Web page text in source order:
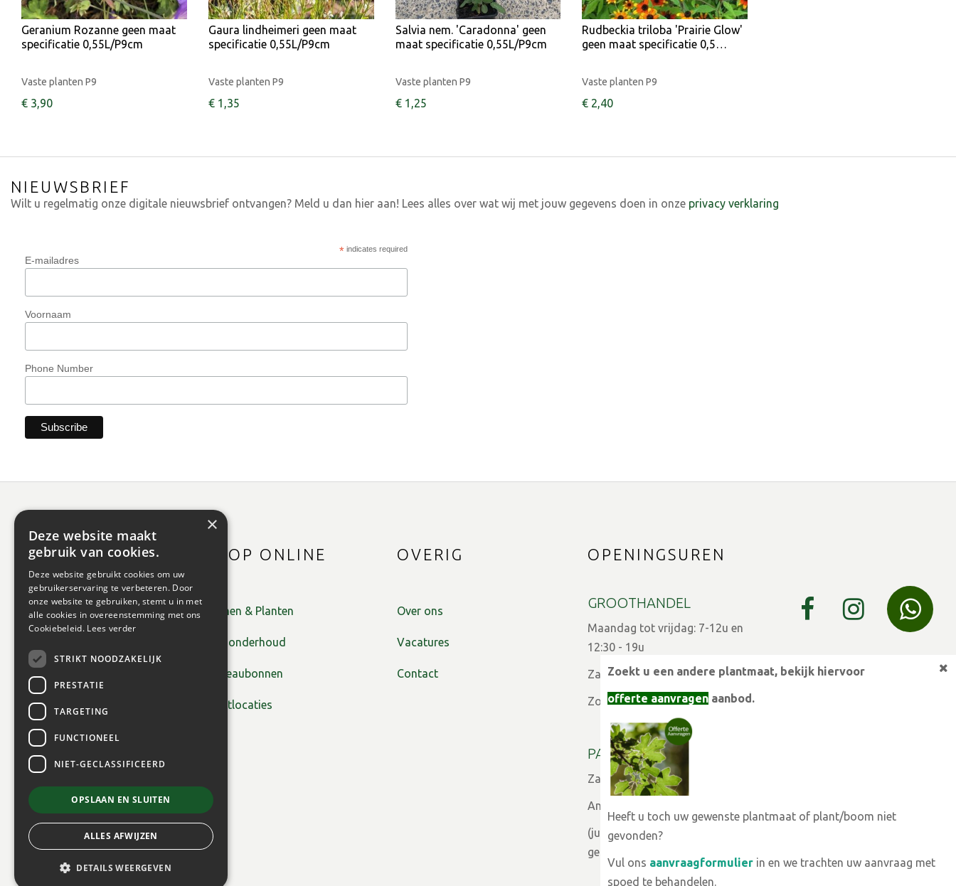
Acanthus mollis geen maat specificatie 0,55L/P9cm
Prijs exclusief BTW
Geranium Rozanne geen maat
specificatie 0,55L/P9cm
Vaste planten P9
€ 3,90
Gaura lindheimeri geen maat
specificatie 0,55L/P9cm
Vaste planten P9
€ 1 ,35
Salvia nem. 'Caradonna' geen
maat specificatie 0,55L/P9cm
Vaste planten P9
€ 1 ,25
Rudbeckia triloba 'Prairie Glow'
geen maat specificatie 0,5…
Vaste planten P9
€ 2,40
NIEUWSBRIEF
Wilt u regelmatig onze digitale nieuwsbrief ontvangen? Meld u dan hier aan! Lees alles over wat wij met jouw gegevens doen in onze privacy verklaring
*indicates required
E-mailadres
Voornaam
Phone Number
SHOP ONLINE
Bomen & Planten
Tuinonderhoud
Cadeaubonnen
Plantlocaties
OVERIG
Over ons
Vacatures
Contact
OPENINGSUREN
GROOTHANDEL
Maandag tot vrijdag: 7-12u en
12:30 - 19u
Zaterdag: 7-12u en 13-15u
Zon- en feestdagen gesloten
PARTICULIER
Zaterdag: 7-12 en 13:30u - 17u
Andere dagen op afspraak
(juli - augustus zaterdag
gesloten)
Back to
Zoekt u een andere plantmaat, bekijk hiervoor
offerte aanvragen aanbod.
Heeft u toch uw gewenste plantmaat of plant/boom niet
gevonden?
Vul ons aanvraagformulier in en we trachten uw aanvraag met
spoed te behandelen.
×
Deze website maakt
gebruik van cookies.
Deze website gebruikt cookies om uw
gebruikerservaring te verbeteren. Door
onze website te gebruiken, stemt u in met
alle cookies in overeenstemming met ons
Cookiebeleid. Lees verder
STRIKT NOODZAKELIJK
PRESTATIE
TARGETING
FUNCTIONEEL
NIET-GECLASSIFICEERD
OPSLAAN EN SLUITEN
ALLES AFWIJZEN
DETAILS WEERGEVEN